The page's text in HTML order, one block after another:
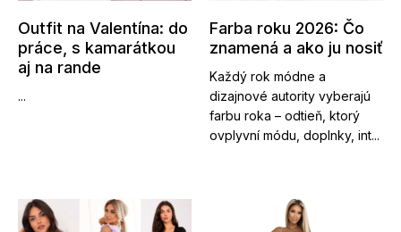
Outfit na Valentína: do
práce, s kamarátkou
aj na rande
...
Farba roku 2026: Čo
znamená a ako ju nosiť
Každý rok módne a
dizajnové autority vyberajú
farbu roka – odtieň, ktorý
ovplyvní módu, doplnky, int...